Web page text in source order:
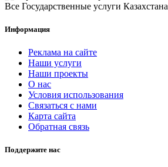
Все Государственные услуги Казахстана
Информация
Реклама на сайте
Наши услуги
Наши проекты
О нас
Условия использования
Связаться с нами
Карта сайта
Обратная связь
Поддержите нас